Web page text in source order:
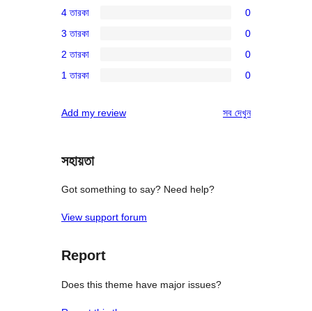
5-
স্টার
রিভিউ
4-
স্টার
রিভিউ
4 তারকা 0
3-
স্টার
3 তারকা 0
2-
রিভিউ
2 তারকা 0
স্টার
1 তারকা 0
Add my review সবরিভিউ
দেখুন
সহায়তা
Got something to say? Need help?
View support forum
Report
Does this theme have major issues?